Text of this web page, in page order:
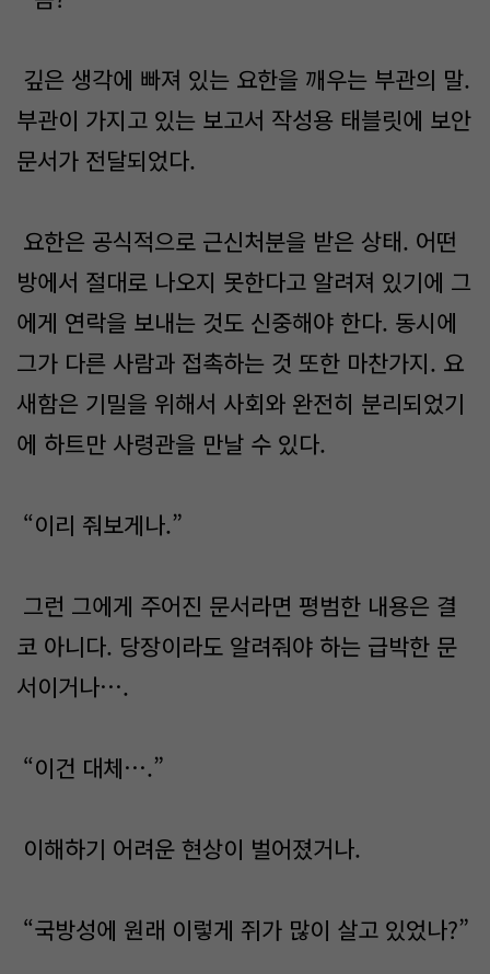
깊은 생각에 빠져 있는 요한을 깨우는 부관의 말.
부관이 가지고 있는 보고서 작성용 태블릿에 보안
문서가 전달되었다.
요한은 공식적으로 근신처분을 받은 상태. 어떤
방에서 절대로 나오지 못한다고 알려져 있기에 그
에게 연락을 보내는 것도 신중해야 한다. 동시에
그가 다른 사람과 접촉하는 것 또한 마찬가지. 요
새함은 기밀을 위해서 사회와 완전히 분리되었기
에 하트만 사령관을 만날 수 있다.
“이리 줘보게나.”
그런 그에게 주어진 문서라면 평범한 내용은 결
코 아니다. 당장이라도 알려줘야 하는 급박한 문
서이거나….
“이건 대체….”
이해하기 어려운 현상이 벌어졌거나.
“국방성에 원래 이렇게 쥐가 많이 살고 있었나?”